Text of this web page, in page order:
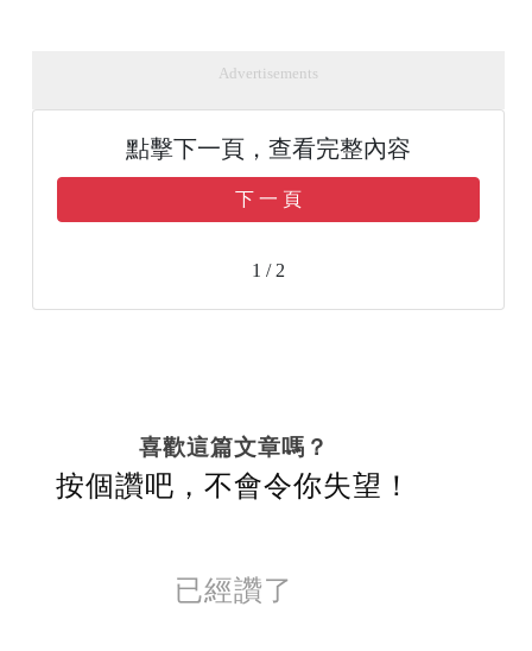
Advertisements
點擊下一頁，查看完整內容
下 一 頁
1 / 2
喜歡這篇文章嗎？
按個讚吧，不會令你失望！
已經讚了